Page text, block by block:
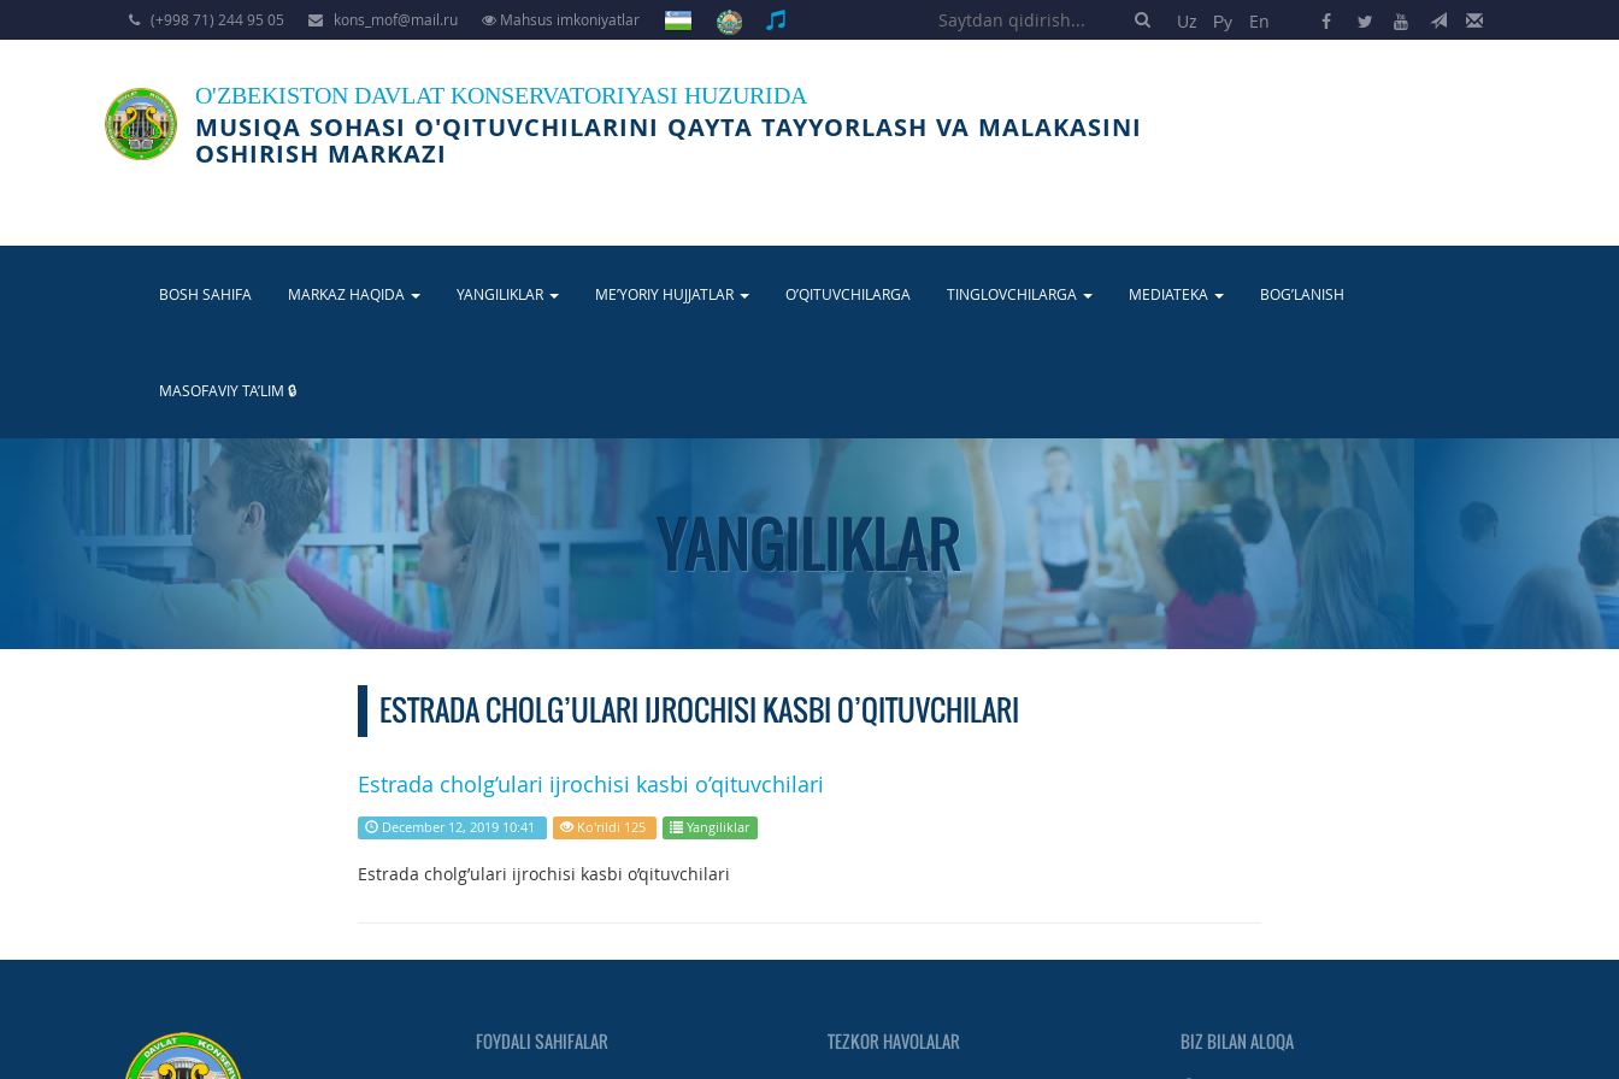
Uz Ру En
(+998 71) 244 95 05 kons_mof@mail.ru Mahsus imkoniyatlar
O'ZBEKISTON DAVLAT KONSERVATORIYASI HUZURIDA
MUSIQA SOHASI O'QITUVCHILARINI QAYTA TAYYORLASH VA MALAKASINI
OSHIRISH MARKAZI
BOSH SAHIFA MARKAZ HAQIDA YANGILIKLAR ME’YORIY HUJJATLAR O’QITUVCHILARGA TINGLOVCHILARGA MEDIATEKA BOG’LANISH
MASOFAVIY TA’LIM 🔒
YANGILIKLAR
ESTRADA CHOLG’ULARI IJROCHISI KASBI O’QITUVCHILARI
Estrada cholg’ulari ijrochisi kasbi o’qituvchilari
December 12, 2019 10:41 Ko'rildi 125 Yangiliklar
Estrada cholg’ulari ijrochisi kasbi o’qituvchilari
FOYDALI SAHIFALAR TEZKOR HAVOLALAR BIZ BILAN ALOQA